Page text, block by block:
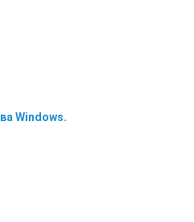
Windows.